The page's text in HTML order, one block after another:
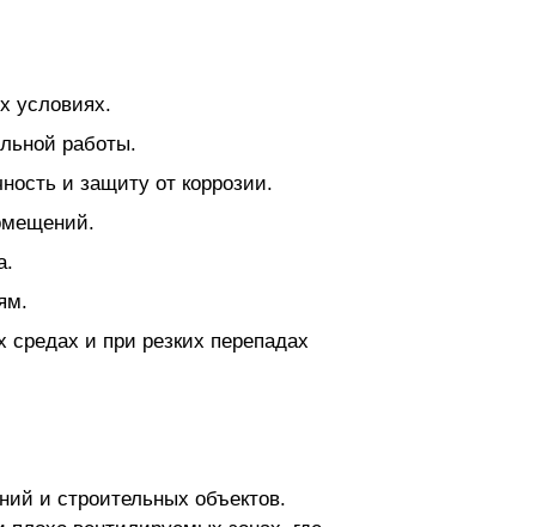
условиях.
работы.
и защиту от коррозии.
и при резких перепадах
и строительных объектов.